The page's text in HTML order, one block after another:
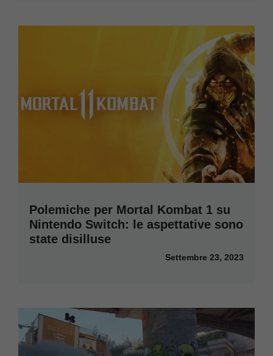
Polemiche per Mortal Kombat 1 su
Nintendo Switch: le aspettative sono
state disilluse
Settembre 23, 2023